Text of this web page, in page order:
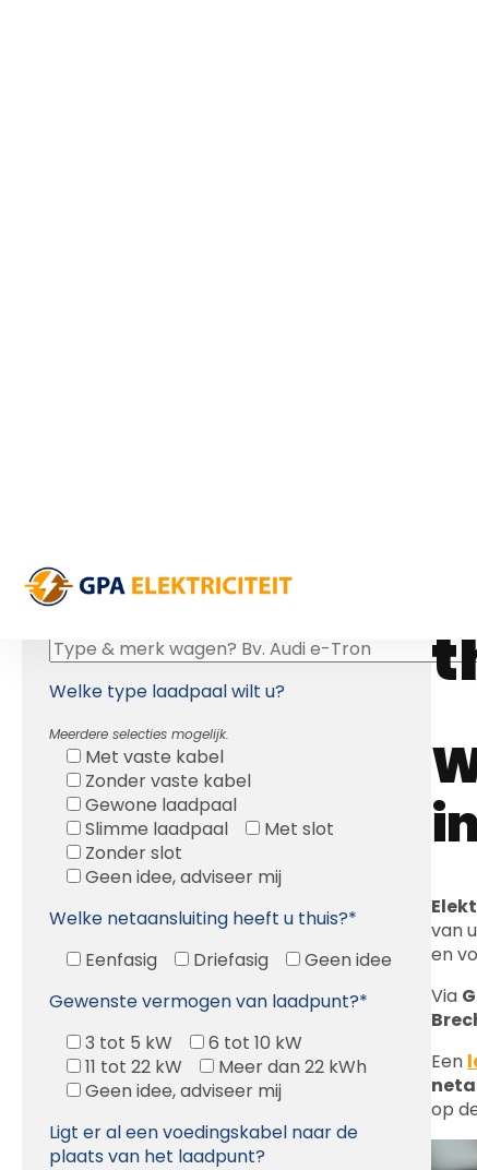
OFFERTE LAADPAAL KOPEN:
Welke wagen(s) heeft u?*
Welke type laadpaal wilt u?
Meerdere selecties mogelijk.
Met vaste kabel
Zonder vaste kabel
Gewone laadpaal
Slimme laadpaal
Met slot
Zonder slot
Geen idee, adviseer mij
Welke netaansluiting heeft u thuis?*
Eenfasig
Driefasig
Geen idee
Gewenste vermogen van laadpunt?*
3 tot 5 kW
6 tot 10 kW
11 tot 22 kW
Meer dan 22 kWh
Geen idee, adviseer mij
Ligt er al een voedingskabel naar de
plaats van het laadpunt?
van
en
Via
Een
op